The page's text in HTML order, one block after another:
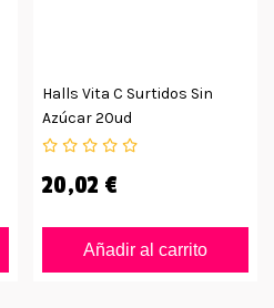
Halls Vita C Surtidos Sin
Azúcar 20ud
20,02 €
Añadir al carrito